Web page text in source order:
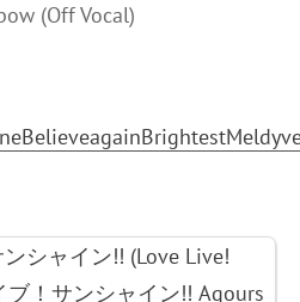
(Off Vocal)